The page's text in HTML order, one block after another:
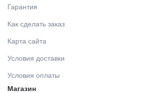
Гарантия
Как сделать заказ
Карта сайта
Условия доставки
Условия оплаты
Магазин